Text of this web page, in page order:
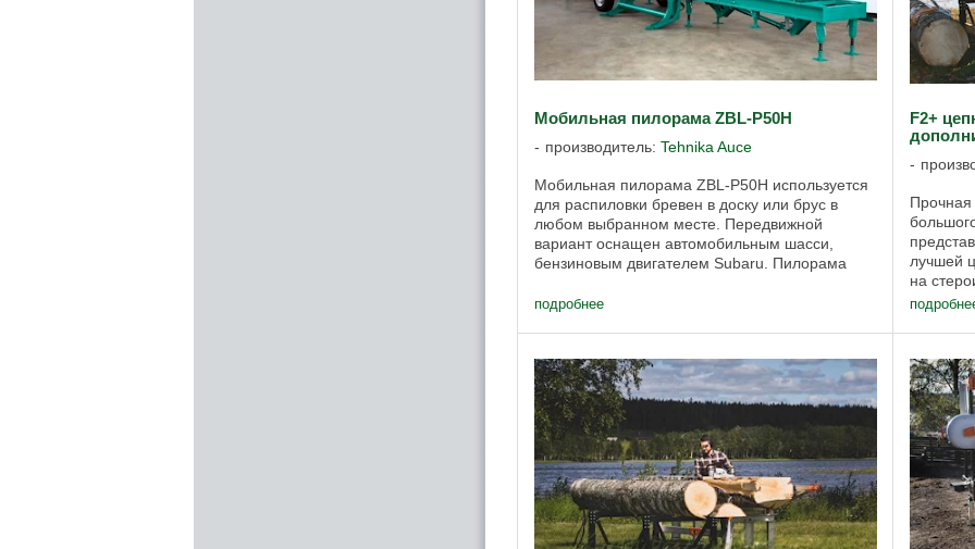
Мобильная пилорама ZBL-P50H
производитель: Tehnika Auce
Мобильная пилорама ZBL-P50H используется
для распиловки бревен в доску или брус в
любом выбранном месте. Передвижной
вариант оснащен автомобильным шасси,
бензиновым двигателем Subaru. Пилорама
с ручным ...
подробнее
F2+
Прочная
лучшей
на
и